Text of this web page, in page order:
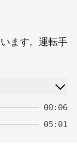
ます。運転手
00:06
05:01